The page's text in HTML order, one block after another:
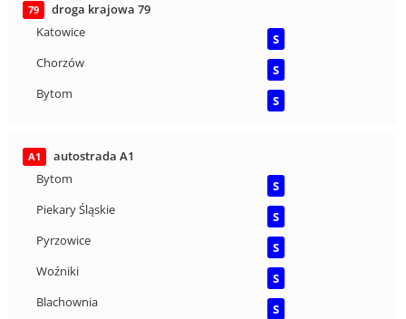
79
droga krajowa 79
Katowice
S
Chorzów
S
Bytom
S
A1
autostrada A1
Bytom
S
Piekary Śląskie
S
Pyrzowice
S
Woźniki
S
Blachownia
S